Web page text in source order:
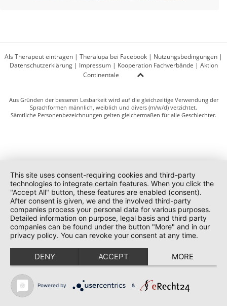
Als Therapeut eintragen | Theralupa bei Facebook | Nutzungsbedingungen |
Datenschutzerklärung| Impressum| Kooperation Fachverbände | Aktion
Continentale
Aus Gründen der besseren Lesbarkeit wird auf die gleichzeitige Verwendung der
Sprachformen männlich, weiblich und divers (m/w/d) verzichtet.
Sämtliche Personenbezeichnungen gelten gleichermaßen für alle Geschlechter.
This site uses consent-requiring cookies and third-party
technologies to integrate certain features. When you click the
"Accept All" button, these features are enabled (consent).
After consent is given, we and the involved third-party
companies process your personal data for various purposes.
Detailed information on purpose, legal basis and third party
companies can be found under the button "More" and in our
privacy policy. You can revoke your consent at any time.
DENY ACCEPT MORE
Powered by &